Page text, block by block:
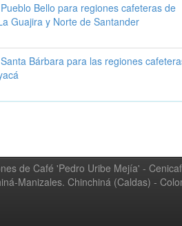
Bello para regiones cafeteras de
Guajira y Norte de Santander
Bárbara para las regiones
de Café 'Pedro Uribe Mejía' -
Manizales. Chinchiná (Caldas) -